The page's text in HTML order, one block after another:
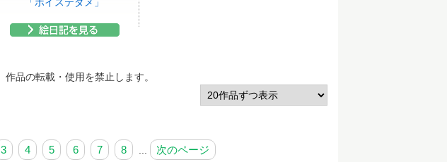
作品の転載・使用を禁止します。
3 4 5 6 7 8 次のページ